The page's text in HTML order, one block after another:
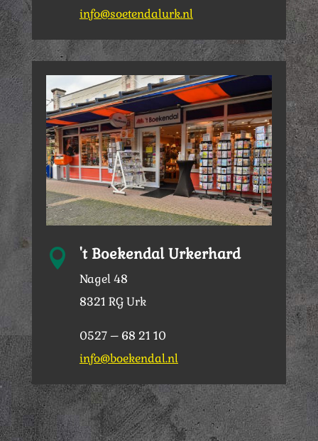
info@soetendalurk.nl
 't Boekendal Urkerhard
Nagel 48
8321 RG Urk
0527 – 68 21 10
info@boekendal.nl